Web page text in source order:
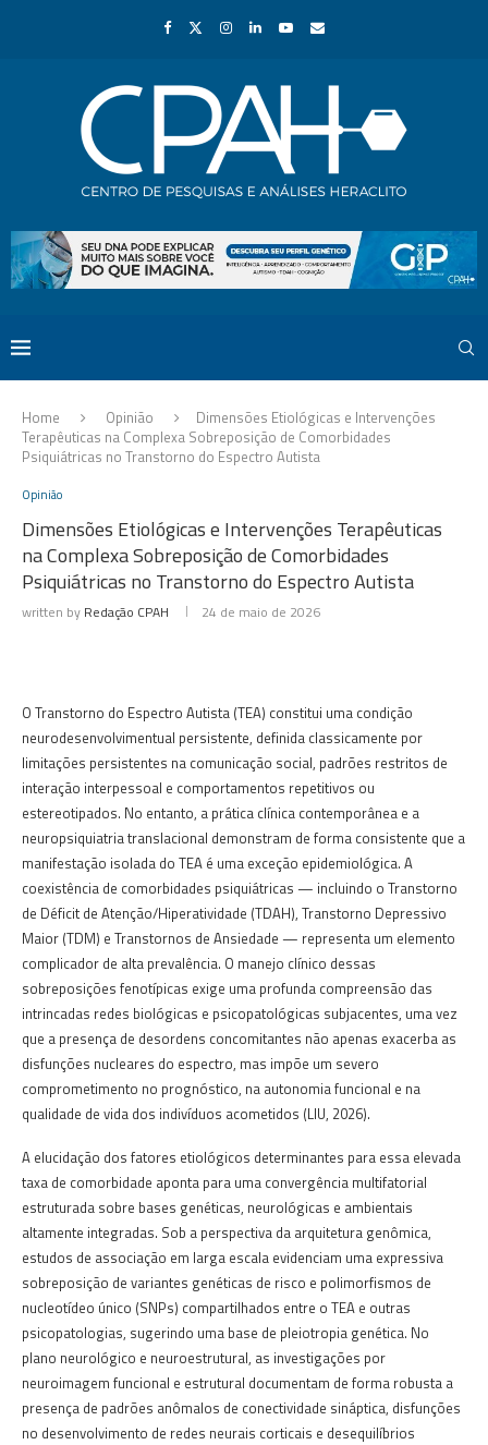
Home Opinião
Dimensões Etiológicas e Intervenções
Terapêuticas na Complexa Sobreposição de Comorbidades
Psiquiátricas no Transtorno do Espectro Autista
Opinião
Dimensões Etiológicas e Intervenções Terapêuticas
na Complexa Sobreposição de Comorbidades
Psiquiátricas no Transtorno do Espectro Autista
written by Redação CPAH 24 de maio de 2026
O Transtorno do Espectro Autista (TEA) constitui uma condição
neurodesenvolvimentual persistente, definida classicamente por
limitações persistentes na comunicação social, padrões restritos de
interação interpessoal e comportamentos repetitivos ou
estereotipados. No entanto, a prática clínica contemporânea e a
neuropsiquiatria translacional demonstram de forma consistente que a
manifestação isolada do TEA é uma exceção epidemiológica. A
coexistência de comorbidades psiquiátricas — incluindo o Transtorno
de Déficit de Atenção/Hiperatividade (TDAH), Transtorno Depressivo
Maior (TDM) e Transtornos de Ansiedade — representa um elemento
complicador de alta prevalência. O manejo clínico dessas
sobreposições fenotípicas exige uma profunda compreensão das
intrincadas redes biológicas e psicopatológicas subjacentes, uma vez
que a presença de desordens concomitantes não apenas exacerba as
disfunções nucleares do espectro, mas impõe um severo
comprometimento no prognóstico, na autonomia funcional e na
qualidade de vida dos indivíduos acometidos (LIU, 2026).
A elucidação dos fatores etiológicos determinantes para essa elevada
taxa de comorbidade aponta para uma convergência multifatorial
estruturada sobre bases genéticas, neurológicas e ambientais
altamente integradas. Sob a perspectiva da arquitetura genômica,
estudos de associação em larga escala evidenciam uma expressiva
sobreposição de variantes genéticas de risco e polimorfismos de
nucleotídeo único (SNPs) compartilhados entre o TEA e outras
psicopatologias, sugerindo uma base de pleiotropia genética. No
plano neurológico e neuroestrutural, as investigações por
neuroimagem funcional e estrutural documentam de forma robusta a
presença de padrões anômalos de conectividade sináptica, disfunções
no desenvolvimento de redes neurais corticais e desequilíbrios